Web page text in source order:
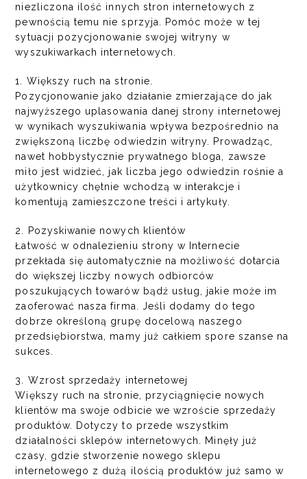
niezliczona ilość innych stron internetowych z
pewnością temu nie sprzyja. Pomóc może w tej
sytuacji pozycjonowanie swojej witryny w
wyszukiwarkach internetowych.
1. Większy ruch na stronie.
Pozycjonowanie jako działanie zmierzające do jak
najwyższego uplasowania danej strony internetowej
w wynikach wyszukiwania wpływa bezpośrednio na
zwiększoną liczbę odwiedzin witryny. Prowadząc,
nawet hobbystycznie prywatnego bloga, zawsze
miło jest widzieć, jak liczba jego odwiedzin rośnie a
użytkownicy chętnie wchodzą w interakcje i
komentują zamieszczone treści i artykuły.
2. Pozyskiwanie nowych klientów
Łatwość w odnalezieniu strony w Internecie
przekłada się automatycznie na możliwość dotarcia
do większej liczby nowych odbiorców
poszukujących towarów bądź usług, jakie może im
zaoferować nasza firma. Jeśli dodamy do tego
dobrze określoną grupę docelową naszego
przedsiębiorstwa, mamy już całkiem spore szanse na
sukces.
3. Wzrost sprzedaży internetowej
Większy ruch na stronie, przyciągnięcie nowych
klientów ma swoje odbicie we wzroście sprzedaży
produktów. Dotyczy to przede wszystkim
działalności sklepów internetowych. Minęły już
czasy, gdzie stworzenie nowego sklepu
internetowego z dużą ilością produktów już samo w